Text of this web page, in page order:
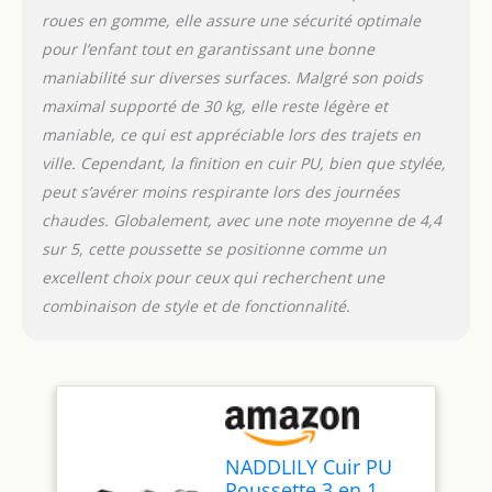
pour la croissance et le
développement de votre
environnement stimulant
pour son
épanouissement.
【Multifonctionnelle
Poussette 3 en 1 pour
Bébé】 Notre poussette 3
en 1 offre une
polyvalence, transformée
de manière transparente
pour répondre aux
besoins changeants de
poussette peut jouer un
triple rôle grâce à des
transformations faciles :
panier de couchage,
siège et nacelle.
roues en gomme, elle assure une sécurité optimale
pour l’enfant tout en garantissant une bonne
maniabilité sur diverses surfaces. Malgré son poids
maximal supporté de 30 kg, elle reste légère et
maniable, ce qui est appréciable lors des trajets en
ville. Cependant, la finition en cuir PU, bien que stylée,
peut s’avérer moins respirante lors des journées
chaudes. Globalement, avec une note moyenne de 4,4
sur 5, cette poussette se positionne comme un
excellent choix pour ceux qui recherchent une
combinaison de style et de fonctionnalité.
NADDLILY Cuir PU